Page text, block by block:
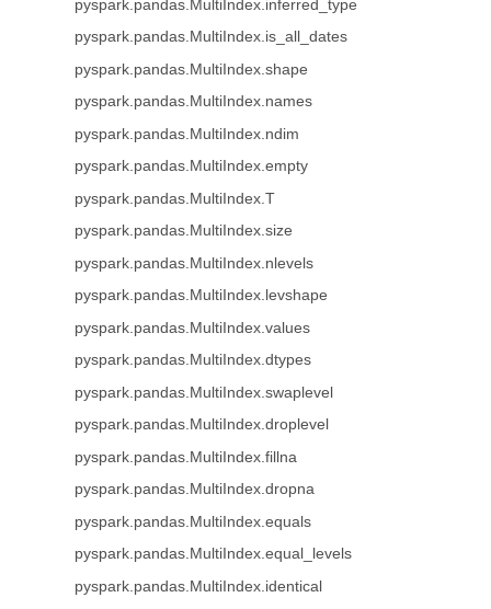
pyspark.pandas.MultiIndex.inferred_type
pyspark.pandas.MultiIndex.is_all_dates
pyspark.pandas.MultiIndex.shape
pyspark.pandas.MultiIndex.names
pyspark.pandas.MultiIndex.ndim
pyspark.pandas.MultiIndex.empty
pyspark.pandas.MultiIndex.T
pyspark.pandas.MultiIndex.size
pyspark.pandas.MultiIndex.nlevels
pyspark.pandas.MultiIndex.levshape
pyspark.pandas.MultiIndex.values
pyspark.pandas.MultiIndex.dtypes
pyspark.pandas.MultiIndex.swaplevel
pyspark.pandas.MultiIndex.droplevel
pyspark.pandas.MultiIndex.fillna
pyspark.pandas.MultiIndex.dropna
pyspark.pandas.MultiIndex.equals
pyspark.pandas.MultiIndex.equal_levels
pyspark.pandas.MultiIndex.identical